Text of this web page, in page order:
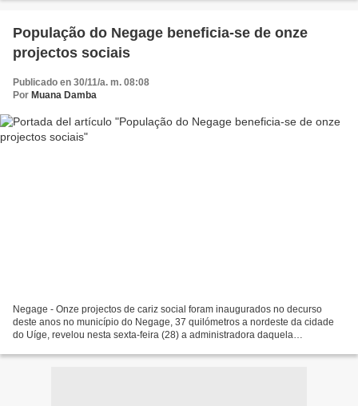
População do Negage beneficia-se de onze
projectos sociais
Publicado en 30/11/a. m. 08:08
Por Muana Damba
Negage - Onze projectos de cariz social foram inaugurados no decurso
deste anos no município do Negage, 37 quilómetros a nordeste da cidade
do Uíge, revelou nesta sexta-feira (28) a administradora daquela